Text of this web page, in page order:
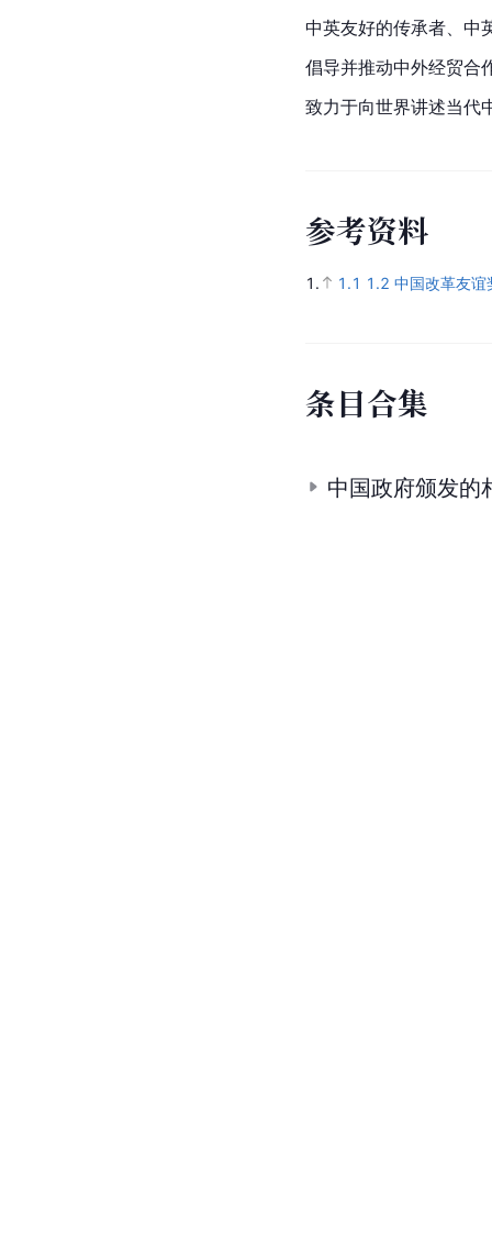
中英友好的传承者、中
倡导并推动中外经贸合
致力于向世界讲述当代
参考资料
1. 1.1 1.2 中国改革友谊
条目合集
中国政府颁发的